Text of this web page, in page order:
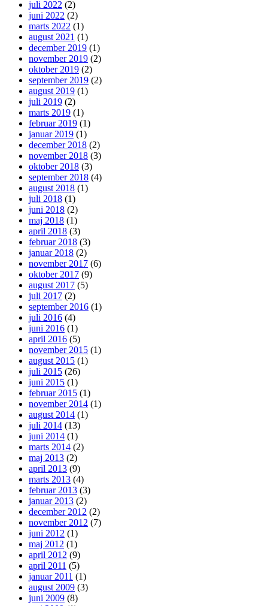
juli 2022 (2)
juni 2022 (2)
marts 2022 (1)
august 2021 (1)
december 2019 (1)
november 2019 (2)
oktober 2019 (2)
september 2019 (2)
august 2019 (1)
juli 2019 (2)
marts 2019 (1)
februar 2019 (1)
januar 2019 (1)
december 2018 (2)
november 2018 (3)
oktober 2018 (3)
september 2018 (4)
august 2018 (1)
juli 2018 (1)
juni 2018 (2)
maj 2018 (1)
april 2018 (3)
februar 2018 (3)
januar 2018 (2)
november 2017 (6)
oktober 2017 (9)
august 2017 (5)
juli 2017 (2)
september 2016 (1)
juli 2016 (4)
juni 2016 (1)
april 2016 (5)
november 2015 (1)
august 2015 (1)
juli 2015 (26)
juni 2015 (1)
februar 2015 (1)
november 2014 (1)
august 2014 (1)
juli 2014 (13)
juni 2014 (1)
marts 2014 (2)
maj 2013 (2)
april 2013 (9)
marts 2013 (4)
februar 2013 (3)
januar 2013 (2)
december 2012 (2)
november 2012 (7)
juni 2012 (1)
maj 2012 (1)
april 2012 (9)
april 2011 (5)
januar 2011 (1)
august 2009 (3)
juni 2009 (8)